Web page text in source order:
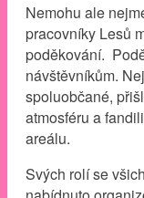
Nemohu ale
pracovníky Lesů
poděkování.
návštěvníkům.
spoluobčané,
atmosféru a
areálu.
Svých rolí se